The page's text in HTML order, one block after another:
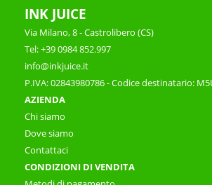
INK JUICE
Via Milano, 8 - Castrolibero (CS)
Tel: +39 0984 852.997
info@inkjuice.it
P.IVA: 02843980786 - Codice destinatario:
AZIENDA
Chi siamo
Dove siamo
Contattaci
CONDIZIONI DI VENDITA